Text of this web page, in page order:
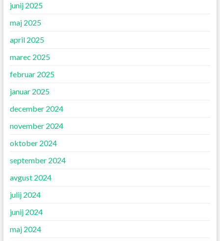
junij 2025
maj 2025
april 2025
marec 2025
februar 2025
januar 2025
december 2024
november 2024
oktober 2024
september 2024
avgust 2024
julij 2024
junij 2024
maj 2024